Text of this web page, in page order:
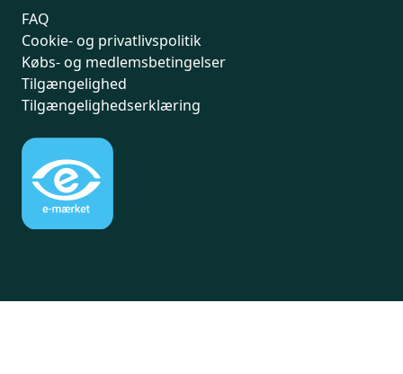
FAQ
Cookie- og privatlivspolitik
Købs- og medlemsbetingelser
Tilgængelighed
Tilgængelighedserklæring